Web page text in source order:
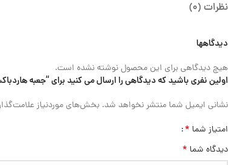
نظرات (0)
دیدگاهها
هیچ دیدگاهی برای این محصول نوشته نشده است.
اولین نفری باشید که دیدگاهی را ارسال می کنید برای “جعبه هاردباکس
نشانی ایمیل شما منتشر نخواهد شد. بخش‌های موردنیاز
امتیاز شما *
دیدگاه شما *